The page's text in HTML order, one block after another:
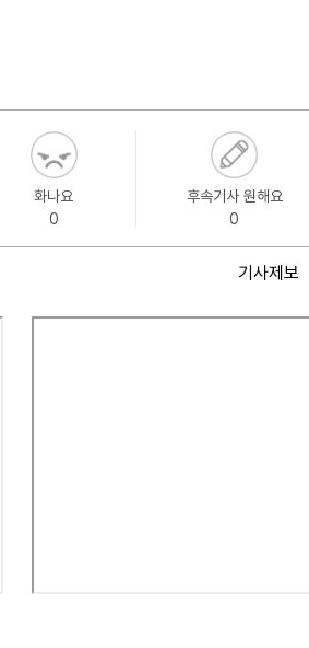
화나요
0
후속기사 원해요
0
기사제보